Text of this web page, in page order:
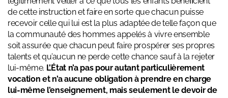
de cette instruction et faire en sorte que chacun puisse
recevoir celle qui lui est la plus adaptée de telle façon que
la communauté des hommes appelés à vivre ensemble
soit assurée que chacun peut faire prospérer ses propres
talents et qu’aucun ne perde cette chance sauf à la rejeter
lui-même. L’État n’a pas pour autant particulièrement
vocation et n’a aucune obligation à prendre en charge
lui-même l’enseignement, mais seulement le devoir de